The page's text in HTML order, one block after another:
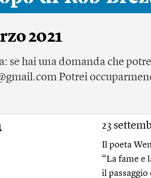
2021
se hai una domanda che
Potrei
23
Il poeta
“La fame e
il passaggio